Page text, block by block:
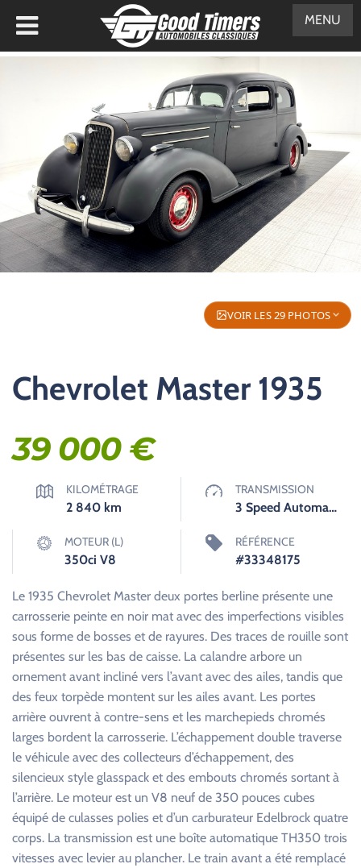
VOIR LES 29 PHOTOS
Chevrolet Master 1935
39 000€
KILOMÉTRAGE
2 840 km
TRANSMISSION
3 Speed Automatique
MOTEUR (L)
350ci V8
RÉFÉRENCE
#33348175
Le 1935 Chevrolet Master deux portes berline présente une
carrosserie peinte en noir mat avec des imperfections visibles
sous forme de bosses et de rayures. Des traces de rouille sont
présentes sur les bas de caisse. La calandre arbore un
ornement avant incliné vers l’avant avec des ailes, tandis que
des feux torpède montent sur les ailes avant. Les portes
arrière ouvrent à contre-sens et les marchepieds chromés
larges bordent la carrosserie. L’échappement double traverse
le véhicule avec des collecteurs d’échappement, des
silencieux style glasspack et des embouts chromés sortant à
l’arrière. Le moteur est un V8 neuf de 350 pouces cubes
équipé de culasses polies et d’un carburateur Edelbrock quatre
corps. La transmission est une boîte automatique TH350 trois
vitesses avec levier au plancher. Le train avant a été remplacé
MENU